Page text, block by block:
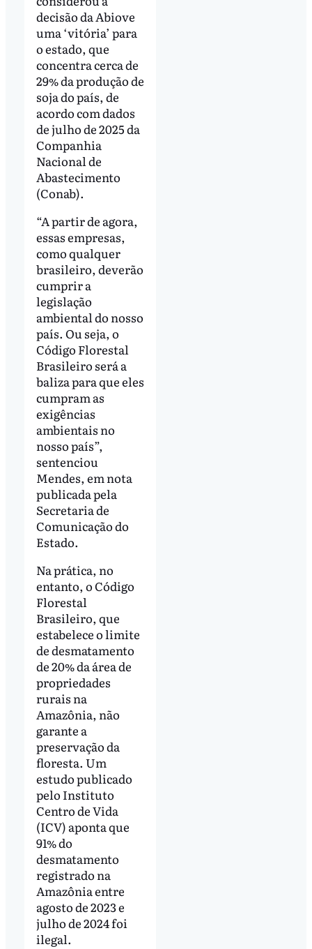
decisão da Abiove
uma ‘vitória’ para
o estado, que
concentra cerca de
29% da produção de
soja do país, de
acordo com dados
de julho de 2025 da
Companhia
Nacional de
Abastecimento
(Conab).
“A partir de agora,
essas empresas,
como qualquer
brasileiro, deverão
cumprir a
legislação
ambiental do nosso
país. Ou seja, o
Código Florestal
Brasileiro será a
baliza para que eles
cumpram as
exigências
ambientais no
nosso país”,
sentenciou
Mendes, em nota
publicada pela
Secretaria de
Comunicação do
Estado.
Na prática, no
entanto, o Código
Florestal
Brasileiro, que
estabelece o limite
de desmatamento
de 20% da área de
propriedades
rurais na
Amazônia, não
garante a
preservação da
floresta. Um
estudo publicado
pelo Instituto
Centro de Vida
(ICV) aponta que
91% do
desmatamento
registrado na
Amazônia entre
agosto de 2023 e
julho de 2024 foi
ilegal.